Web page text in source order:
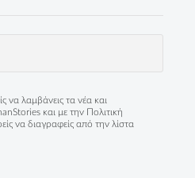
λαμβάνεις τα νέα και
και με την Πολιτική
να διαγραφείς από την λίστα